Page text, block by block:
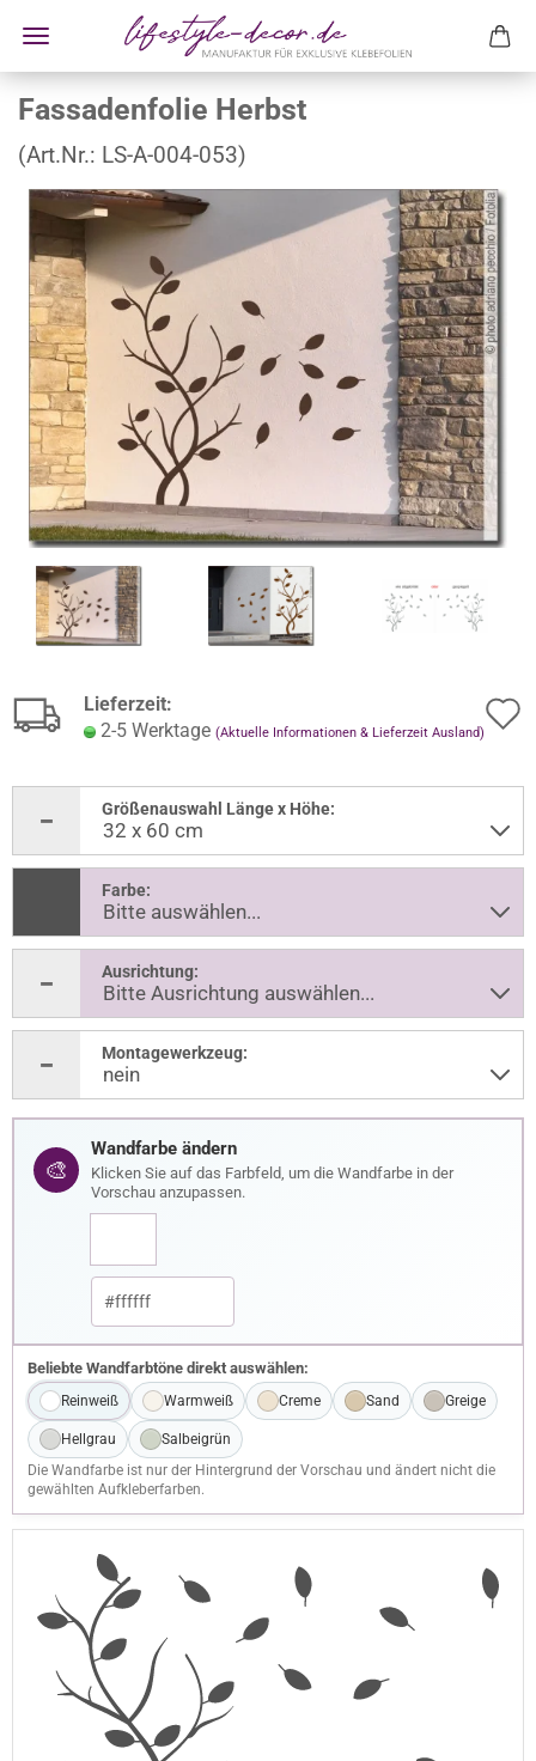
Fassadenfolie Herbst
(Art.Nr.: LS-A-004-053)
Lieferzeit:
2-5 Werktage (Aktuelle Informationen & Lieferzeit Ausland)
Größenauswahl Länge x Höhe:
Farbe:
Ausrichtung:
Montagewerkzeug:
🎨
Wandfarbe ändern
Klicken Sie auf das Farbfeld, um die Wandfarbe in der
Vorschau anzupassen.
Beliebte Wandfarbtöne direkt auswählen:
Reinweiß Warmweiß Creme Sand Greige
Hellgrau
Salbeigrün
Die Wandfarbe ist nur der Hintergrund der Vorschau und ändert nicht die
gewählten Aufkleberfarben.